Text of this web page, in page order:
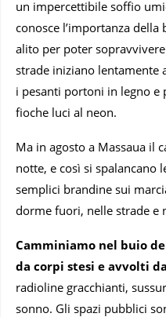
un impercettibile soffio
conosce l’importanza
alito per poter
strade iniziano lentamente
i pesanti portoni in legno
fioche luci al neon.
Ma in agosto a Massaua il
notte, e così si spalancano
semplici brandine sui
dorme fuori, nelle strade e
Camminiamo nel buio
da corpi stesi e avvolti
radioline gracchianti,
sonno. Gli spazi pubblici